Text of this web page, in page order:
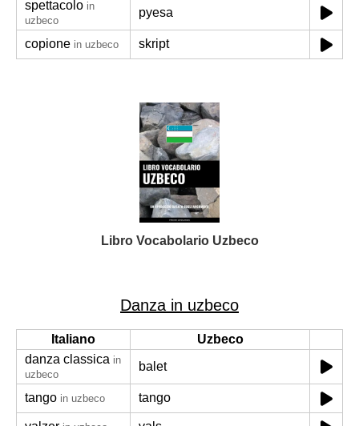
spettacolo in
uzbeco
pyesa
copione in uzbeco skript
Libro Vocabolario Uzbeco
Danza in uzbeco
Italiano
Uzbeco
danza classica in
uzbeco
balet
tango in uzbeco tango